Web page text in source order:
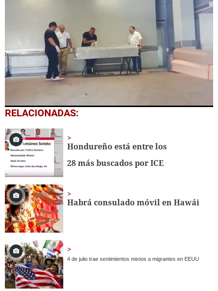
0
seconds
1
minute,
19
seconds
RELACIONADAS:
Hondureño está entre los
28 más buscados por ICE
Habrá consulado móvil en Hawái
4 de julio trae sentimientos mixtos a migrantes en EEUU